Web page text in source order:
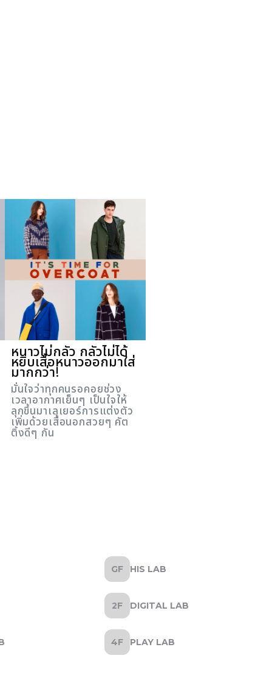
หนาวไม่กลัว กลัวไม่ได้
หยิบเสื้อหนาวออกมาใส่
มากกว่า!
มั่นใจว่าทุกคนรอคอยช่วง
เวลาอากาศเย็นๆ เป็นใจให้
ลุกขึ้นมาเลเยอร์การแต่งตัว
เพิ่มด้วยเสื้อนอกสวยๆ คัต
ติ้งดีๆ กัน
HIS LAB
DIGITAL LAB
PLAY LAB